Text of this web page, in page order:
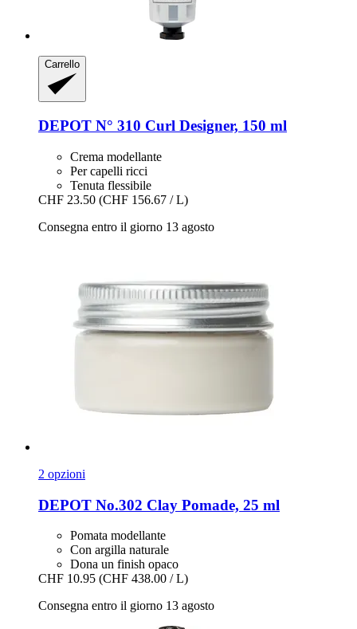
Carrello
DEPOT N° 310 Curl Designer, 150 ml
Crema modellante
Per capelli ricci
Tenuta flessibile
CHF 23.50 (CHF 156.67 / L)
Consegna entro il giorno 13 agosto
2 opzioni
DEPOT No.302 Clay Pomade, 25 ml
Pomata modellante
Con argilla naturale
Dona un finish opaco
CHF 10.95 (CHF 438.00 / L)
Consegna entro il giorno 13 agosto